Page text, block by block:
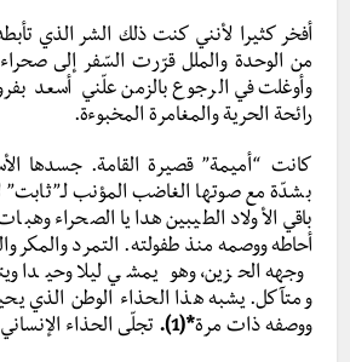
أفخر كثيرا لأنني كنت ذلك الشر الذي
من الوحدة والملل قرّرت السّفر إلى صحراء
وأوغلت في الرجوع بالزمن علّني أسعد
رائحة الحرية والمغامرة المخبوءة.
كانت “أميمة” قصيرة القامة. جسدها
بشدّة مع صوتها الغاضب المؤنب لـ”ثابت”
باقي الأولاد الطيبين هدايا الصحراء
أحاطه ووصمه منذ طفولته. التمرد والمكر
وجهه الحزين، وهو يمشي ليلا وحيدا
ومتآكل. يشبه هذا الحذاء الوطن الذي
ووصفه ذات مرة*(1). تجلّى الحذاء